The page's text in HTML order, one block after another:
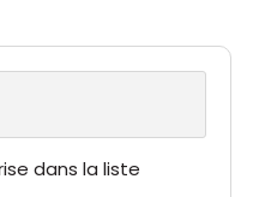
dans la liste